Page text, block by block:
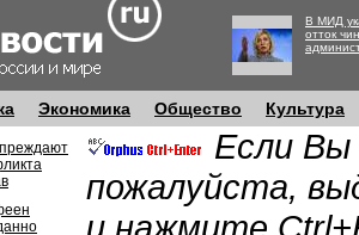
В МИД
отток
Экономика Общество Культура
Если Вы
пожалуйста,